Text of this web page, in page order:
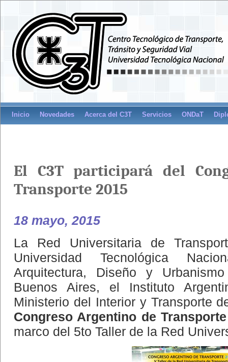
Inicio Novedades Acerca del C3T Servicios ONDaT
El C3T participará del
Transporte 2015
18 mayo, 2015
La Red Universitaria de
Universidad Tecnológica
Arquitectura, Diseño y
Buenos Aires, el Instituto
Ministerio del Interior y Transporte
Congreso Argentino de
marco del 5to Taller de la Red